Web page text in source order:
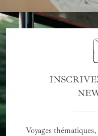
Voyages